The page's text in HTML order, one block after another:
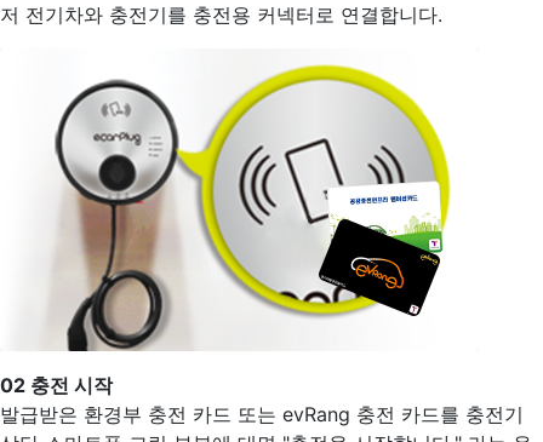
저 전기차와 충전기를 충전용 커넥터로 연결합니다.
02 충전 시작
발급받은 환경부 충전 카드 또는 evRang 충전 카드를 충전기